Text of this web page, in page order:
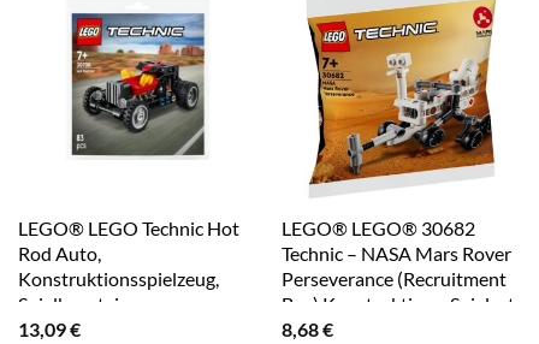
LEGO® LEGO Technic Hot
Rod Auto,
Konstruktionsspielzeug,
Spielbausteine
13,09€
LEGO® LEGO® 30682
Technic – NASA Mars Rover
Perseverance (Recruitment
Bag) Konstruktions-Spielset
8,68€